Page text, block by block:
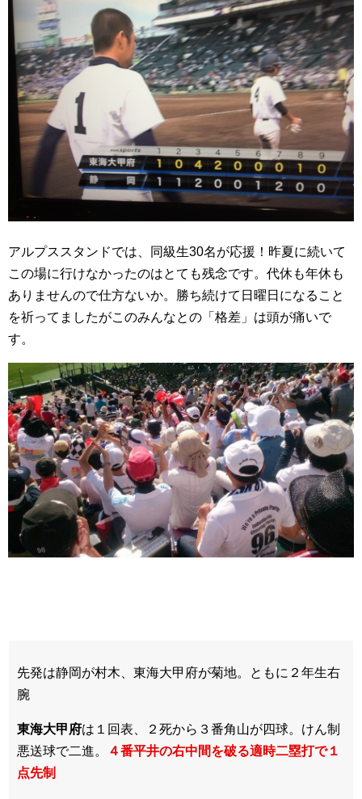
アルプススタンドでは、同級生30名が応援！昨夏に続いて
この場に行けなかったのはとても残念です。代休も年休も
ありませんので仕方ないか。勝ち続けて日曜日になること
を祈ってましたがこのみんなとの「格差」は頭が痛いで
す。
先発は静岡が村木、東海大甲府が菊地。ともに２年生右
腕
東海大甲府は１回表、２死から３番角山が四球。けん制
悪送球で二進。
４番平井の右中間を破る適時二塁打で１
点先制